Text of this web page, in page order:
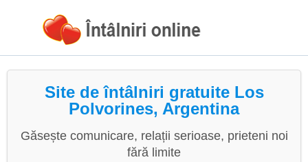
Site de întâlniri gratuite Los
Polvorines, Argentina
Găsește comunicare, relații serioase, prieteni noi
fără limite